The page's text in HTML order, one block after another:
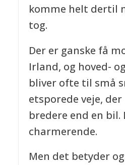
komme helt dertil
tog.
Der er ganske få
Irland, og hoved-
bliver ofte til små
etsporede veje,
bredere end en bil.
charmerende.
Men det betyder